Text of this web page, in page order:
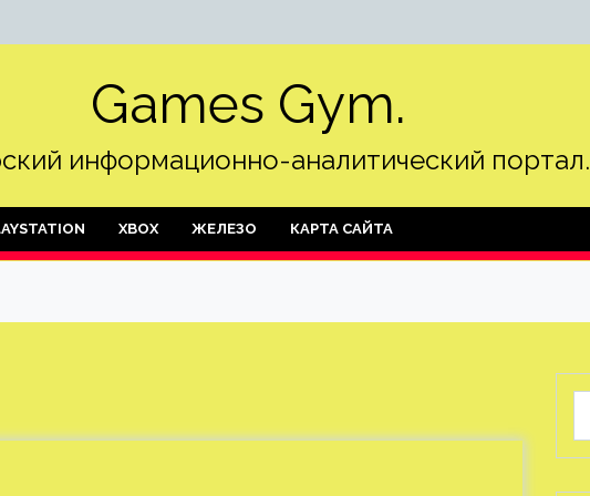
Games Gym.
информационно-аналитический портал.
XBOX ЖЕЛЕЗО КАРТА САЙТА